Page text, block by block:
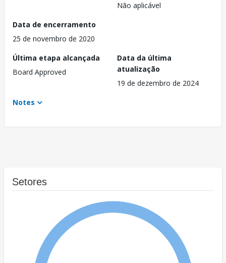
Não aplicável
Data de encerramento
25 de novembro de 2020
Última etapa alcançada
Board Approved
Data da última
atualização
19 de dezembro de 2024
Notes
Setores